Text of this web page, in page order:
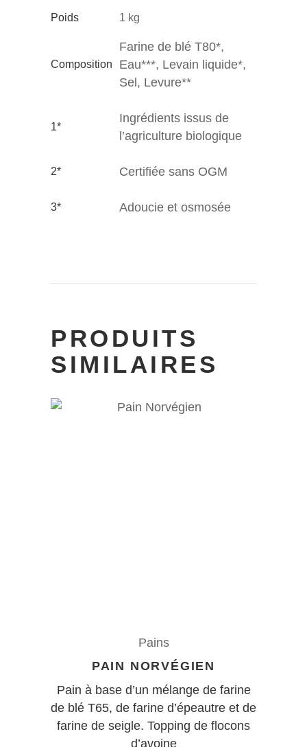
Poids 1 kg
Composition
Farine de blé T80*,
Eau***, Levain liquide*,
Sel, Levure**
1*
Ingrédients issus de
l’agriculture biologique
2* Certifiée sans OGM
3* Adoucie et osmosée
PRODUITS
SIMILAIRES
Pains
PAIN NORVÉGIEN
Pain à base d’un mélange de farine
de blé T65, de farine d’épeautre et de
farine de seigle. Topping de flocons
d’avoine